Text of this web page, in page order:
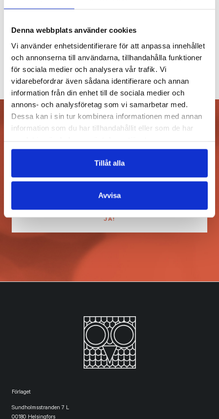
Denna webbplats använder cookies
Vi använder enhetsidentifierare för att anpassa innehållet
och annonserna till användarna, tillhandahålla funktioner
för sociala medier och analysera vår trafik. Vi
vidarebefordrar även sådana identifierare och annan
information från din enhet till de sociala medier och
annons- och analysföretag som vi samarbetar med.
Dessa kan i sin tur kombinera informationen med annan
information som du har tillhandahållit eller som de har
Tillåt alla
Avvisa
KATJA BARGUM,HEIKKI HELANTERÄ
Myrornas hemliga liv
€ 29.70
FINNS SOM E-BOK
få -10% rabatt i nätbutiken!
Förlaget
Sundholmsstranden 7 L